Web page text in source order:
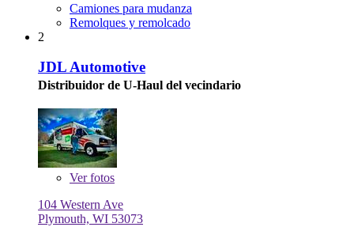
Camiones para mudanza
Remolques y remolcado
2
JDL Automotive
Distribuidor de U-Haul del vecindario
Verfotos
104 Western Ave
Plymouth, WI 53073